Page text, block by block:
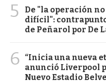
5
De "la operación
difícil":
de Peñarol por De
6
“Inicia una nueva
anunció Liverpool
Nuevo Estadio